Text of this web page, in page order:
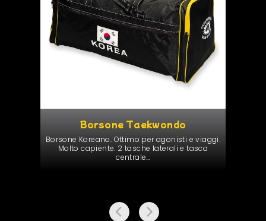
Borsone Taekwondo
Bor­sone Kore­ano. Otti­mo per ago­nisti e viag­gi.
Molto capi­ente. 2 tasche lat­er­ali e tas­ca
centrale…